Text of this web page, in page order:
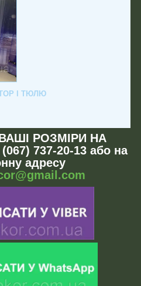
І ТЮЛЮ
РОЗМІРИ НА
737-20-13 або на
адресу